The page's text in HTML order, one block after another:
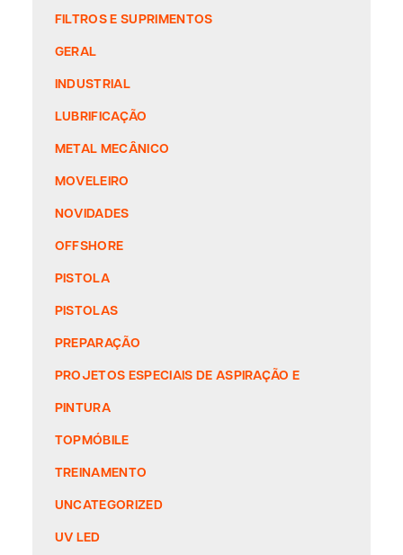
FILTROS E SUPRIMENTOS
GERAL
INDUSTRIAL
LUBRIFICAÇÃO
METAL MECÂNICO
MOVELEIRO
NOVIDADES
OFFSHORE
PISTOLA
PISTOLAS
PREPARAÇÃO
PROJETOS ESPECIAIS DE ASPIRAÇÃO E
PINTURA
TOPMÓBILE
TREINAMENTO
UNCATEGORIZED
UV LED